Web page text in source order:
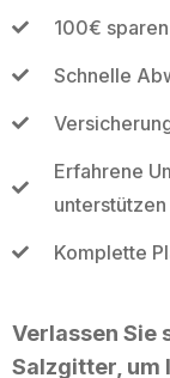
100€
Schnelle
Erfahrene
unterstützen
Komplette
Verlassen Sie
Salzgitter, um